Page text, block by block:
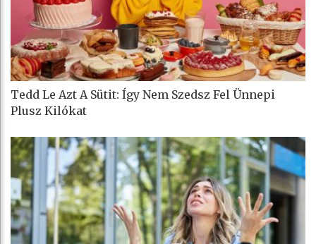
Tedd Le Azt A Sütit: Így Nem Szedsz Fel Ünnepi
Plusz Kilókat